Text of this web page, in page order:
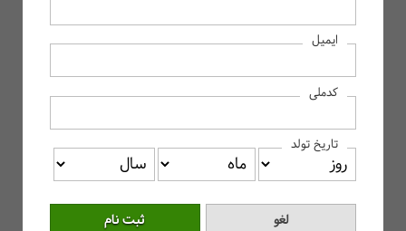
تعریف اقتصاد دیجیتال چیست؟
تفاوت اقتصاد دیجیتال با اقتصاد سنتی
مزایای اقتصاد دیجیتال برای کسب‌وکارها
چالش‌های پیش روی اقتصاد دیجیتال
سوالات متداول
ایمیل
کدملی
تاریخ تولد